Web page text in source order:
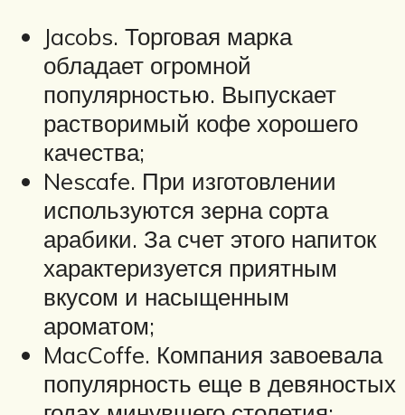
Jacobs. Торговая марка
обладает огромной
популярностью. Выпускает
растворимый кофе хорошего
качества;
Nescafe. При изготовлении
используются зерна сорта
арабики. За счет этого напиток
характеризуется приятным
вкусом и насыщенным
ароматом;
MacCoffe. Компания завоевала
популярность еще в девяностых